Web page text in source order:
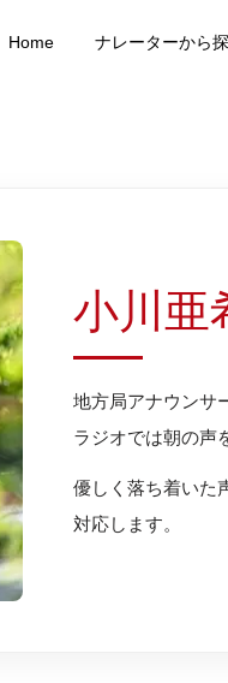
Home ナレーターから
小川亜
地方局アナウンサ
ラジオでは朝の声
優しく落ち着いた
対応します。